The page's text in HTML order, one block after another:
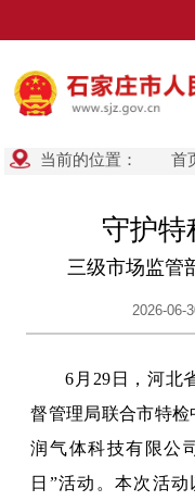
当前的位置： 首
守护特
三级市场监管
2026-06-
6月29日，河北
督管理局联合市特
润气体科技有限公
日”活动。本次活